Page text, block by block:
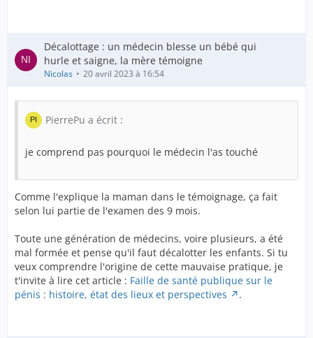
Décalottage : un médecin blesse un bébé qui
hurle et saigne, la mère témoigne
Nicolas 20 avril 2023 à 16:54
PierrePu a écrit :
je comprend pas pourquoi le médecin l'as touché
Comme l'explique la maman dans le témoignage, ça fait
selon lui partie de l'examen des 9 mois.
Toute une génération de médecins, voire plusieurs, a été
mal formée et pense qu'il faut décalotter les enfants. Si tu
veux comprendre l'origine de cette mauvaise pratique, je
t'invite à lire cet article : Faille de santé publique sur le
pénis : histoire, état des lieux et perspectives
.